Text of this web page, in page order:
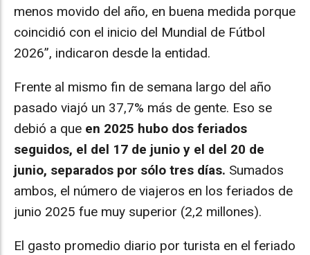
menos movido del año, en buena medida porque
coincidió con el inicio del Mundial de Fútbol
2026”, indicaron desde la entidad.
Frente al mismo fin de semana largo del año
pasado viajó un 37,7% más de gente. Eso se
debió a que en 2025 hubo dos feriados
seguidos, el del 17 de junio y el del 20 de
junio, separados por sólo tres días. Sumados
ambos, el número de viajeros en los feriados de
junio 2025 fue muy superior (2,2 millones).
El gasto promedio diario por turista en el feriado